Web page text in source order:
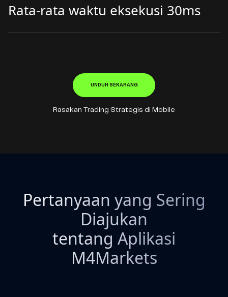
Rata-rata waktu eksekusi 30ms
UNDUH SEKARANG
Rasakan Trading Strategis di Mobile
Pertanyaan yang Sering
Diajukan
tentang Aplikasi
M4Markets